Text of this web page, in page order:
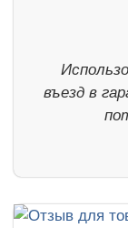
въезд в